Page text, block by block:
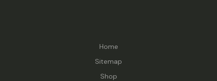
Home
Sitemap
Shop